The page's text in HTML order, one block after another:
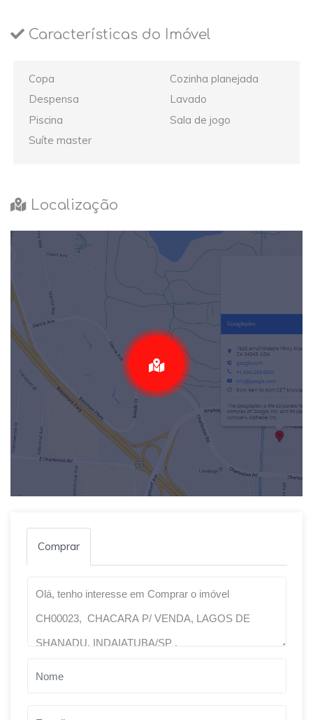
Características do Imóvel
Copa
Cozinha planejada
Despensa
Lavado
Piscina
Sala de jogo
Suíte master
Localização
Comprar